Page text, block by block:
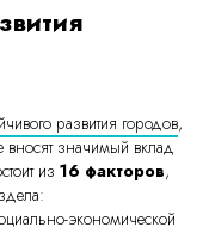
развития городов,
вносят значимый вклад
из 16 факторов,
экономической